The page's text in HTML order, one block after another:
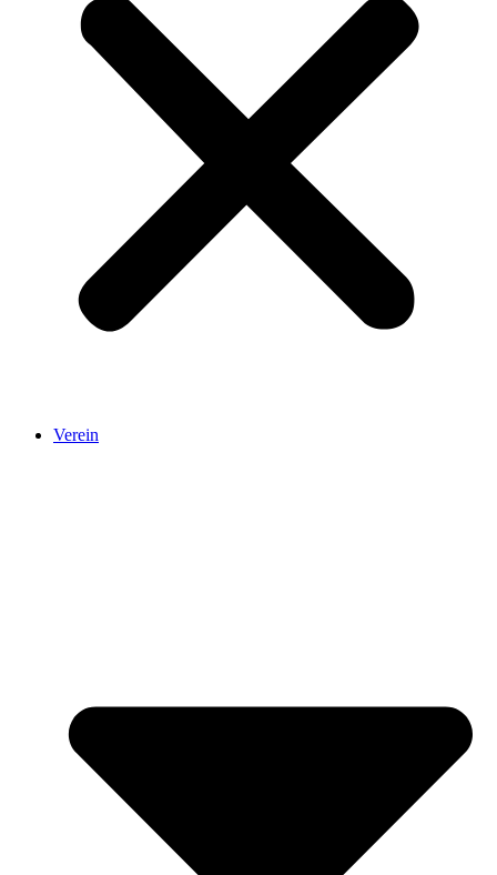
Verein